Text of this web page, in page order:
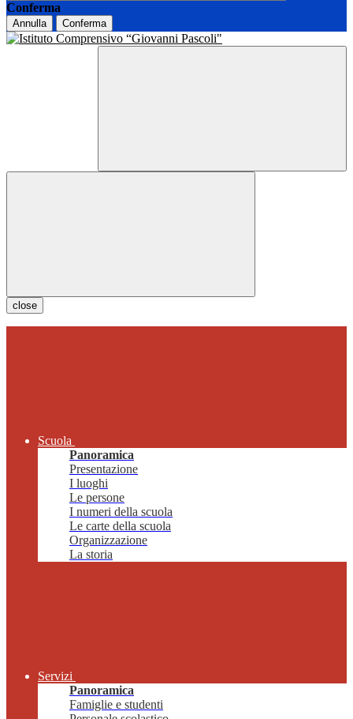
Conferma
Annulla Conferma
close
Scuola
Panoramica
Presentazione
I luoghi
Le persone
I numeri della scuola
Le carte della scuola
Organizzazione
La storia
Servizi
Panoramica
Famiglie e studenti